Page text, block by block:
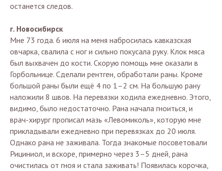
останется следов.
г. Новосибирск
Мне 73 года. 6 июля на меня набросилась кавказская
овчарка, свалила с ног и сильно покусала руку. Клок мяса
был выхвачен до кости. Скорую помощь мне оказали в
Горбольнице. Сделали рентген, обработали раны. Кроме
большой раны были ещё 4 по 1–2 см. На большую рану
наложили 8 швов. На перевязки ходила ежедневно. Этого,
видимо, было недостаточно. Рана начала гноиться, и
врач-хирург прописал мазь «Левомиколь», которую мне
прикладывали ежедневно при перевязках до 20 июля.
Однако рана не заживала. Тогда знакомые посоветовали
Рициниол, и вскоре, примерно через 3–5 дней, рана
очистилась от гноя и стала заживать! Появилась корочка,